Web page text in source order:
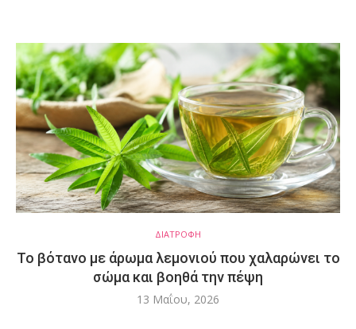
ΔΙΑΤΡΟΦΗ
Το βότανο με άρωμα λεμονιού που χαλαρώνει το
σώμα και βοηθά την πέψη
13 Μαΐου, 2026